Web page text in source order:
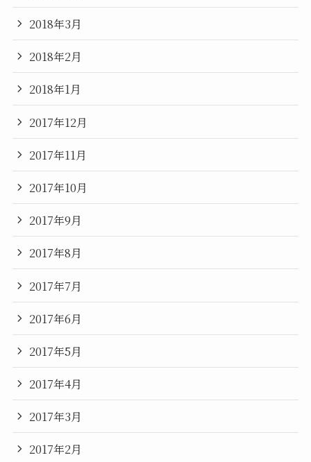
2018年3月
2018年2月
2018年1月
2017年12月
2017年11月
2017年10月
2017年9月
2017年8月
2017年7月
2017年6月
2017年5月
2017年4月
2017年3月
2017年2月